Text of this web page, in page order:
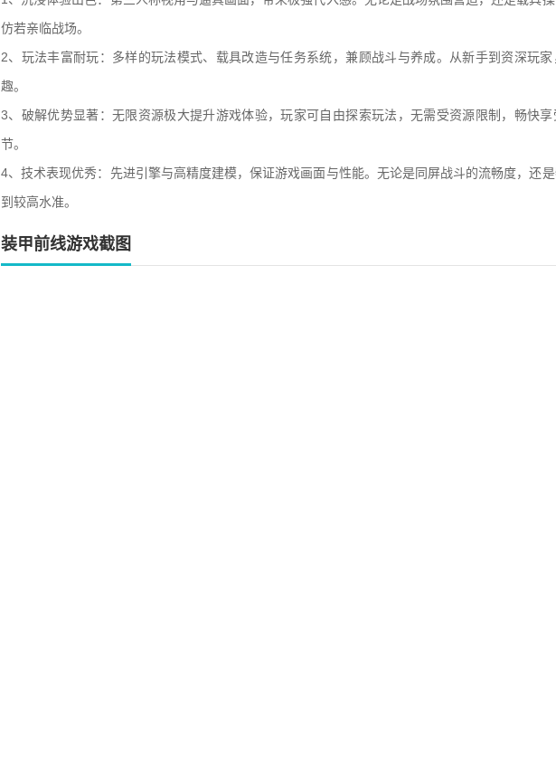
仿若亲临战场。
2、玩法丰富耐玩：多样的玩法模式、载具改造与任务系统，兼顾战斗与养成。从新手到资深玩
趣。
3、破解优势显著：无限资源极大提升游戏体验，玩家可自由探索玩法，无需受资源限制，畅快
节。
4、技术表现优秀：先进引擎与高精度建模，保证游戏画面与性能。无论是同屏战斗的流畅度，还
到较高水准。
装甲前线游戏截图